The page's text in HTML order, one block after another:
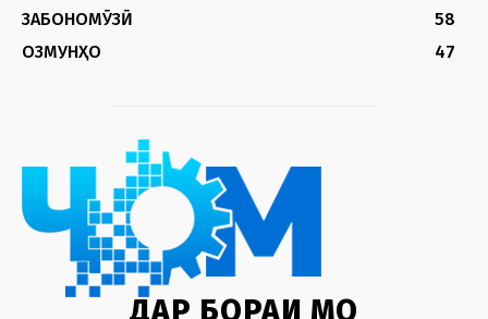
ЗАБОНОМӮЗӢ
58
ОЗМУНҲО
47
ДАР БОРАИ МО